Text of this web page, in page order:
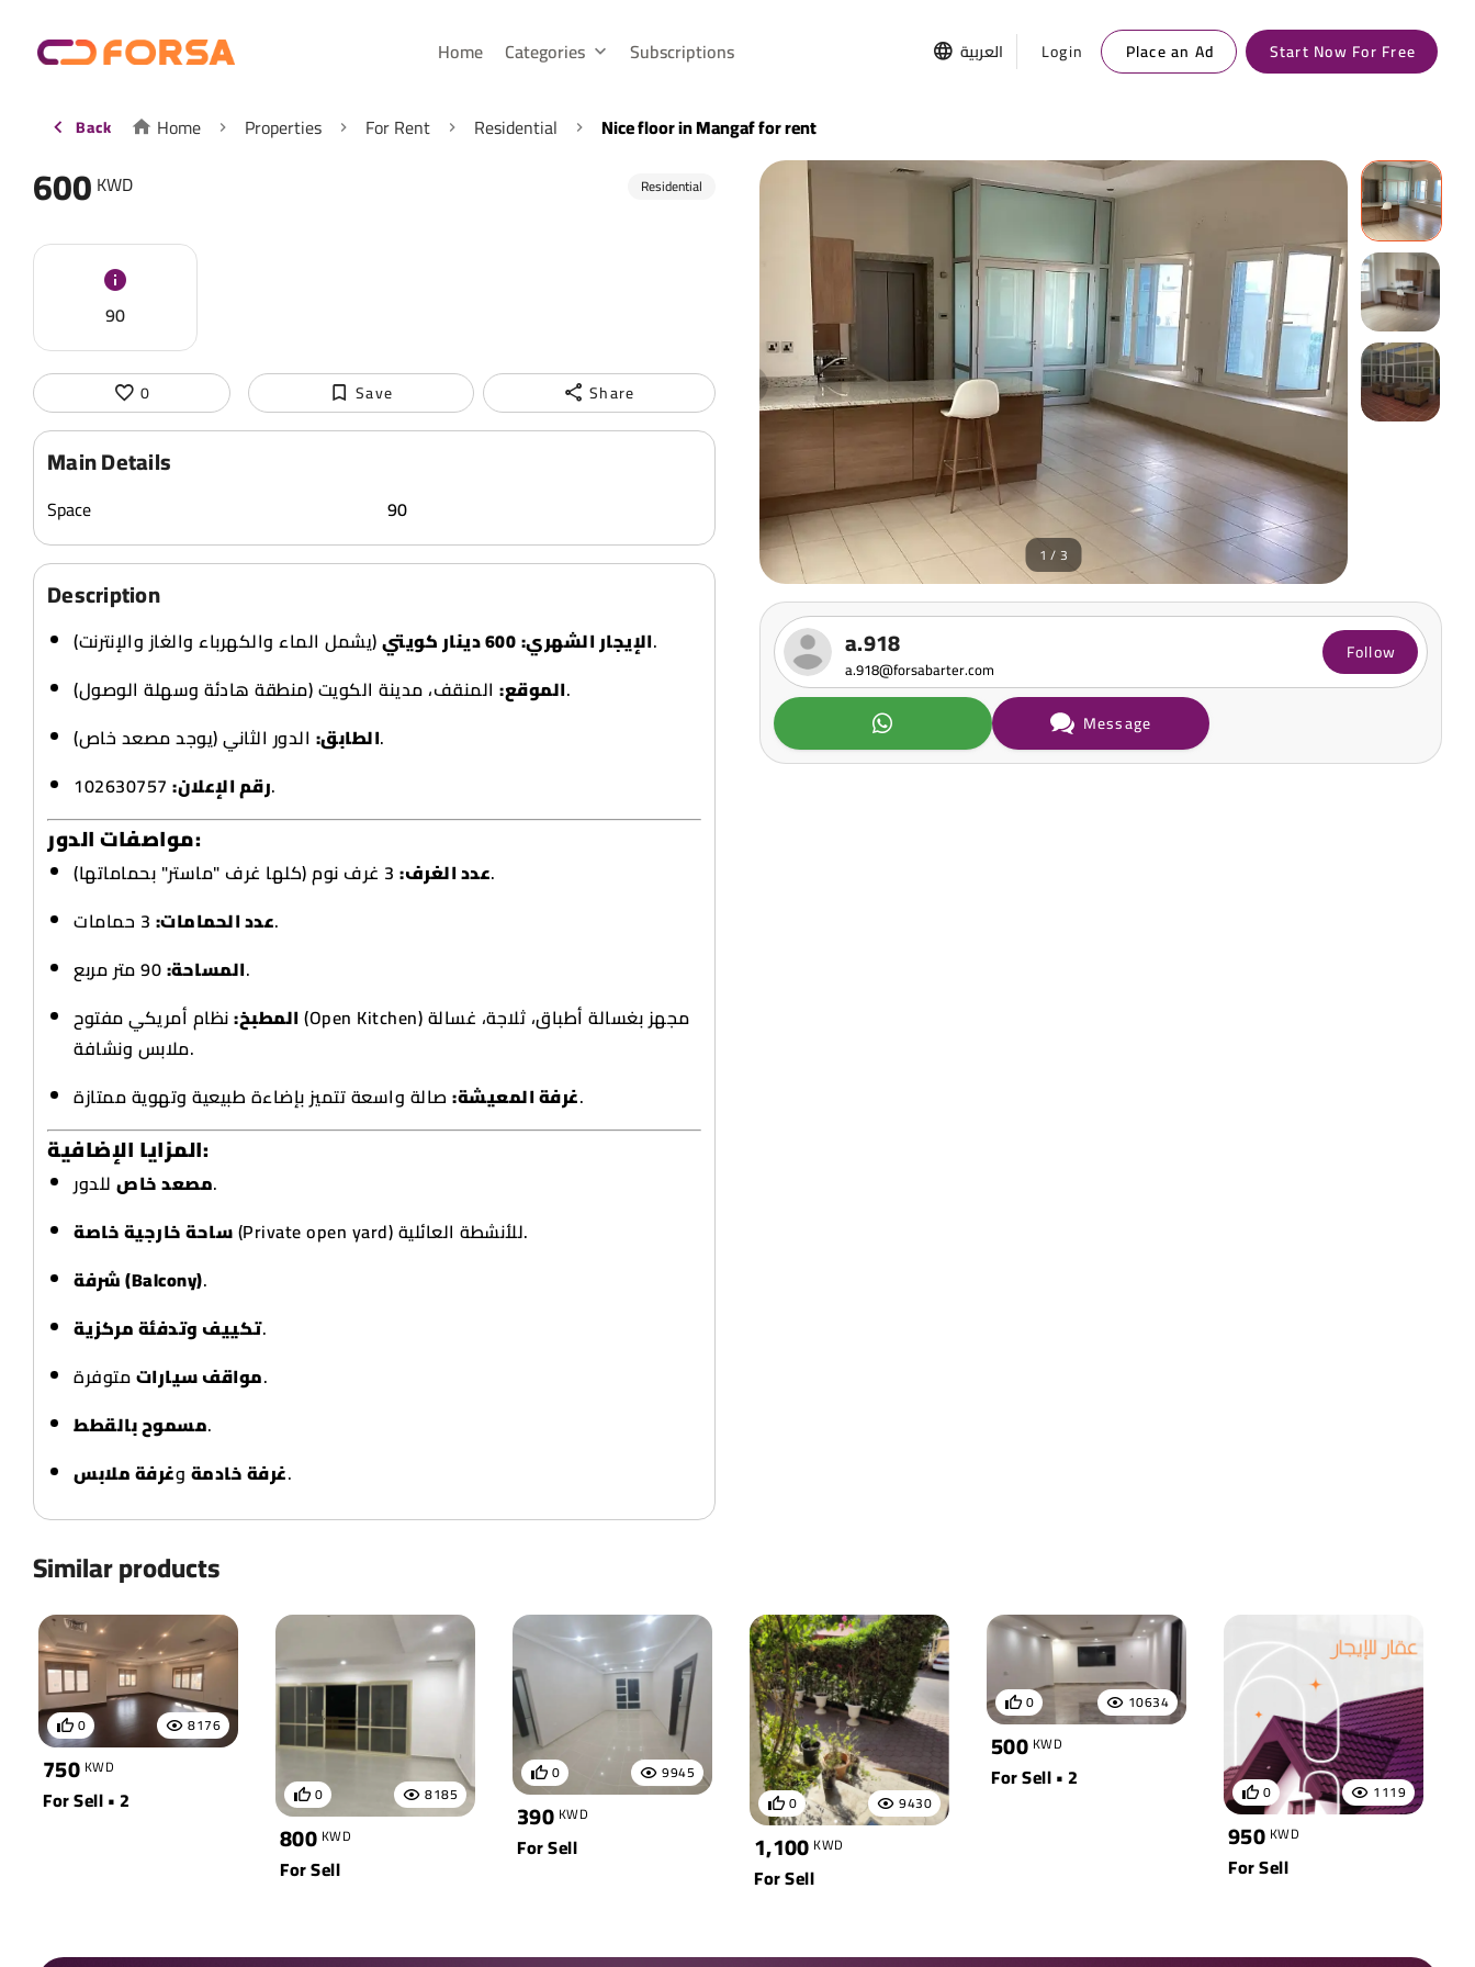
Home Categories Subscriptions العربية Login Place an Ad Start Now For Free
Back Home Properties For Rent Residential Nice floor in Mangaf for rent
600 KWD Residential
90
0 Save Share
Main Details
Space 90
Description
الإيجار الشهري:600 دينار كويتي
(يشمل الماء والكهرباء والغاز والإنترنت).
الموقع:المنقف، مدينة الكويت (منطقة هادئة وسهلة الوصول).
الطابق:الدور الثاني (يوجد مصعد خاص).
رقم الإعلان:102630757.
مواصفات الدور:
عدد الغرف:3 غرف نوم (كلها غرف "ماستر" بحماماتها).
عدد الحمامات:3 حمامات.
المساحة:90 متر مربع.
المطبخ:نظام أمريكي مفتوح (Open Kitchen) مجهز بغسالة أطباق، ثلاجة، غسالة
ملابس ونشافة.
غرفة المعيشة:صالة واسعة تتميز بإضاءة طبيعية وتهوية ممتازة.
المزايا الإضافية:
مصعد خاصللدور.
ساحة خارجية خاصة
(Private open yard) للأنشطة العائلية.
شرفة (Balcony).
تكييف وتدفئة مركزية.
مواقف سياراتمتوفرة.
مسموح بالقطط.
غرفة خادمة وغرفة ملابس .
1 / 3
a.918
a.918@forsabarter.com
Follow
Message
Similar products
8176
0
750 KWD
For Sell • 2 8185
0
800 KWD
For Sell
9945
0
390 KWD
For Sell
9430
0
1,100 KWD
For Sell
10634
0
500 KWD
For Sell • 2 1119
0
950 KWD
For Sell